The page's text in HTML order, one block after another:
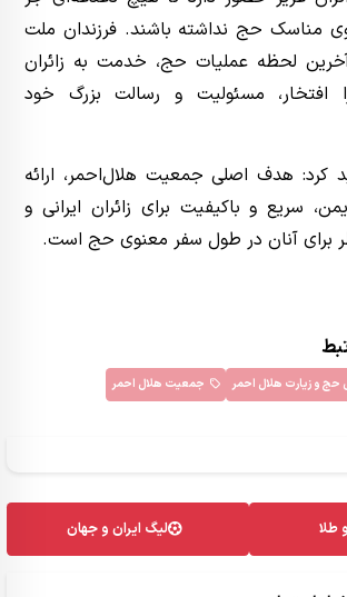
مناسک حج نداشته باشند. فرزندان ملت
لحظه عملیات حج، خدمت به زائران
را افتخار، مسئولیت و رسالت بزرگ خود
کرد: هدف اصلی جمعیت هلال‌احمر، ارائه
سریع و باکیفیت برای زائران ایرانی و
برای آنان در طول سفر معنوی حج است.
حج و زیارت هلال احمر جمعیت هلال احمر
طلا لیگ ایران و جهان